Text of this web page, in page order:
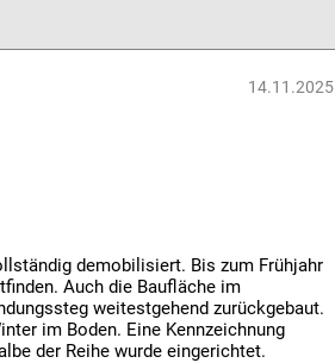
14.11.2025
demobilisiert. Bis zum Frühjahr
Auch die Baufläche im
weitestgehend zurückgebaut.
im Boden. Eine Kennzeichnung
der Reihe wurde eingerichtet.